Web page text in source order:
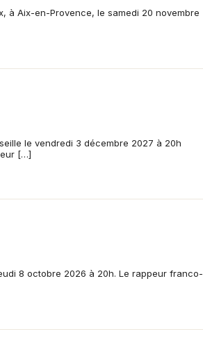
à Aix-en-Provence, le samedi 20 novembre
le vendredi 3 décembre 2027 à 20h
[…]
8 octobre 2026 à 20h. Le rappeur franco-